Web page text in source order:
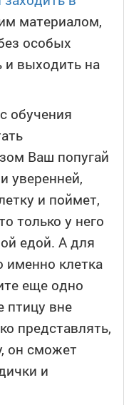
материалом,
особых
и выходить на
обучения
Ваш попугай
уверенней,
и поймет,
только у него
едой. А для
именно клетка
еще одно
птицу вне
представлять,
он сможет
и